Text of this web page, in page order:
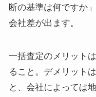
断の基準は何ですか
会社差が出ます。
一括査定のメリット
ること。デメリット
と、会社によっては